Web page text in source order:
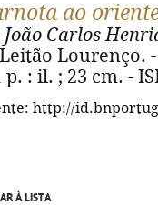
ao
Carlos
Lourenço.
p. : il. ; 23 cm. -
http://
À LISTA